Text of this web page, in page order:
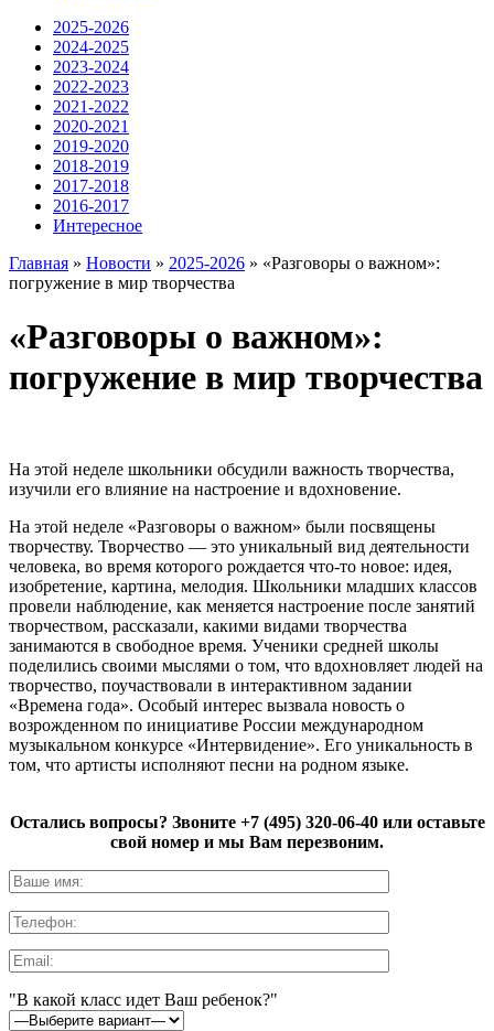
2025-2026
2024-2025
2023-2024
2022-2023
2021-2022
2020-2021
2019-2020
2018-2019
2017-2018
2016-2017
Интересное
Главная » Новости » 2025-2026 » «Разговоры о важном»:
погружение в мир творчества
«Разговоры о важном»:
погружение в мир творчества
На этой неделе школьники обсудили важность творчества,
изучили его влияние на настроение и вдохновение.
На этой неделе «Разговоры о важном» были посвящены
творчеству. Творчество — это уникальный вид деятельности
человека, во время которого рождается что-то новое: идея,
изобретение, картина, мелодия. Школьники младших классов
провели наблюдение, как меняется настроение после занятий
творчеством, рассказали, какими видами творчества
занимаются в свободное время. Ученики средней школы
поделились своими мыслями о том, что вдохновляет людей на
творчество, поучаствовали в интерактивном задании
«Времена года». Особый интерес вызвала новость о
возрожденном по инициативе России международном
музыкальном конкурсе «Интервидение». Его уникальность в
том, что артисты исполняют песни на родном языке.
Остались вопросы? Звоните +7 (495) 320-06-40 или оставьте
свой номер и мы Вам перезвоним.
"В какой класс идет Ваш ребенок?"